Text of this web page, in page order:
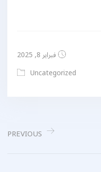
فبراير 8, 2025
Uncategorized
PREVIOUS